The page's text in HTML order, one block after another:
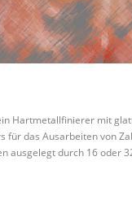
Hartmetallfinierer mit
für das Ausarbeiten von
ausgelegt durch 16 oder